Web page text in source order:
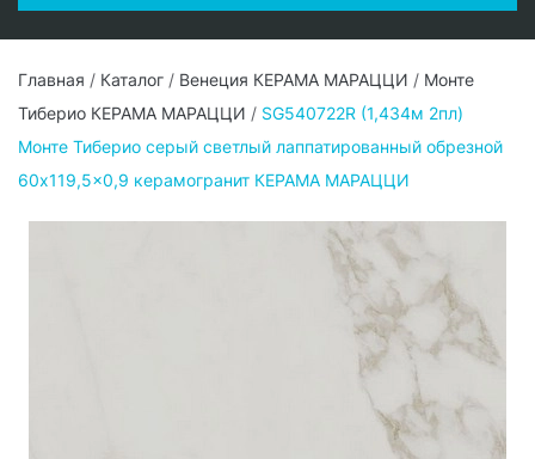
Главная / Каталог / Венеция КЕРАМА МАРАЦЦИ / Монте
Тиберио КЕРАМА МАРАЦЦИ / SG540722R (1,434м 2пл)
Монте Тиберио серый светлый лаппатированный обрезной
60x119,5x0,9 керамогранит КЕРАМА МАРАЦЦИ